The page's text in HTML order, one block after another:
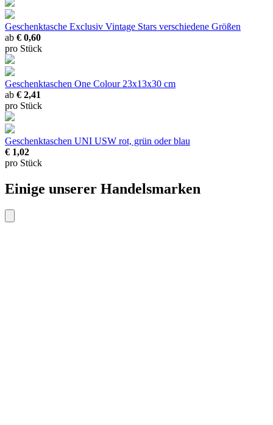
Geschenktasche Exclusiv Vintage Stars verschiedene Größen
ab € 0,60
pro Stück
Geschenktaschen One Colour 23x13x30 cm
ab € 2,41
pro Stück
Geschenktaschen UNI USW rot, grün oder blau
€ 1,02
pro Stück
Einige unserer Handelsmarken